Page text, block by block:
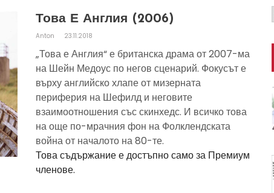
Това Е Англия (2006)
Anton 23.11.2018
„Това е Англия“ е британска драма от 2007-ма
на Шейн Медоус по негов сценарий. Фокусът е
върху английско хлапе от мизерната
периферия на Шефилд и неговите
взаимоотношения със скинхедс. И всичко това
на още по-мрачния фон на Фолклендската
война от началото на 80-те.
Това съдържание е достъпно само за Премиум
членове.